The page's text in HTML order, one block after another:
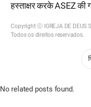
हस्ताक्षर करके ASEZ की
Copyright ⓒ IGREJA DE DEUS
Todos os direitos reservados.
No related posts found.